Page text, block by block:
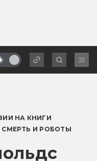
НА КНИГИ
И РОБОТЫ